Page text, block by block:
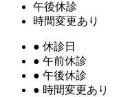
午後休診
時間変更あり
● 休診日
● 午前休診
● 午後休診
● 時間変更あり